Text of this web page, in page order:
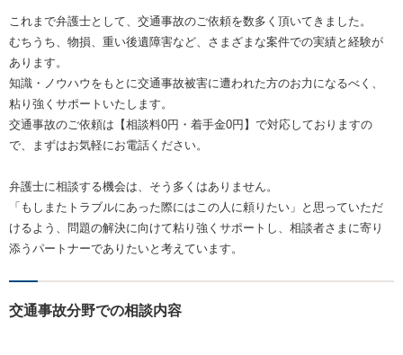
これまで弁護士として、交通事故のご依頼を数多く頂いてきました。
むちうち、物損、重い後遺障害など、さまざまな案件での実績と経験が
あります。
知識・ノウハウをもとに交通事故被害に遭われた方のお力になるべく、
粘り強くサポートいたします。
交通事故のご依頼は【相談料0円・着手金0円】で対応しておりますの
で、まずはお気軽にお電話ください。
弁護士に相談する機会は、そう多くはありません。
「もしまたトラブルにあった際にはこの人に頼りたい」と思っていただ
けるよう、問題の解決に向けて粘り強くサポートし、相談者さまに寄り
添うパートナーでありたいと考えています。
交通事故分野での相談内容